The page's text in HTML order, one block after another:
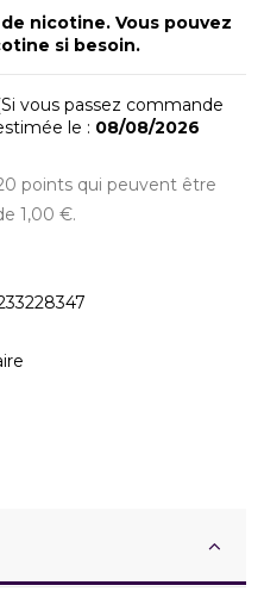
nicotine. Vous pouvez
si besoin.
vous passez commande
le : 08/08/2026
points qui peuvent être
1,00 €.